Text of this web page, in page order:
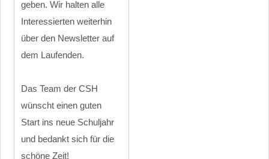
geben. Wir halten alle
Interessierten weiterhin
über den Newsletter auf
dem Laufenden.
Das Team der CSH
wünscht einen guten
Start ins neue Schuljahr
und bedankt sich für die
schöne Zeit!